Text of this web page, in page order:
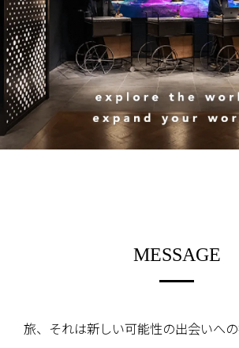
MESSAGE
旅、それは新しい可能性の出会いへの